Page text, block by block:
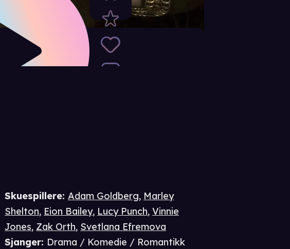
Skuespillere:Adam Goldberg, Marley
Shelton, Eion Bailey, Lucy Punch,Vinnie
Jones, Zak Orth, Svetlana Efremova
Sjanger: Drama / Komedie / Romantikk